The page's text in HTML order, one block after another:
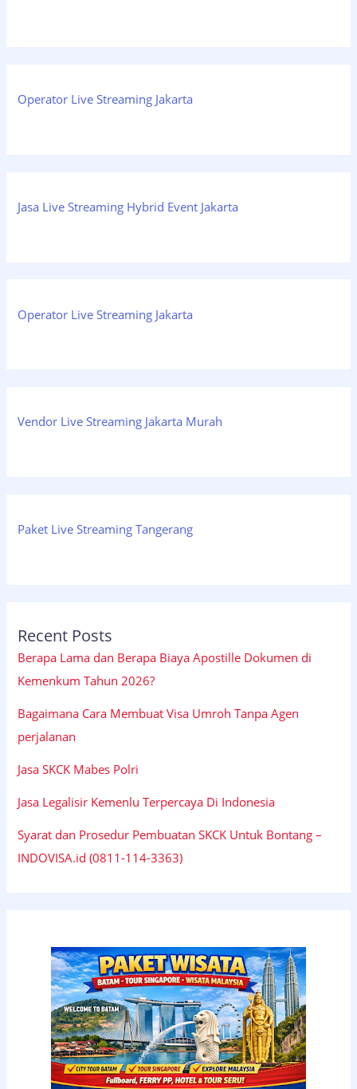
Operator Live Streaming Jakarta
Jasa Live Streaming Hybrid Event Jakarta
Operator Live Streaming Jakarta
Vendor Live Streaming Jakarta Murah
Paket Live Streaming Tangerang
Recent Posts
Berapa Lama dan Berapa Biaya Apostille Dokumen di
Kemenkum Tahun 2026?
Bagaimana Cara Membuat Visa Umroh Tanpa Agen
perjalanan
Jasa SKCK Mabes Polri
Jasa Legalisir Kemenlu Terpercaya Di Indonesia
Syarat dan Prosedur Pembuatan SKCK Untuk Bontang –
INDOVISA.id (0811-114-3363)